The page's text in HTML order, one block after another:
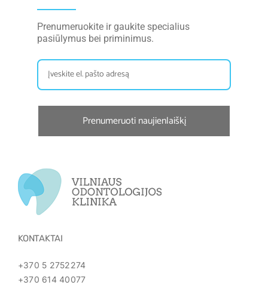
Prenumeruokite ir gaukite specialius
pasiūlymus bei priminimus.
Prenumeruoti naujienlaiškį
KONTAKTAI
+370 5 2752274
+370 614 40077